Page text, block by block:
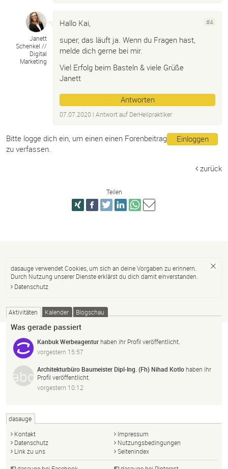
Janett
Schenkel //
Digital
Marketing
#4
Hallo Kai,
super, das läuft ja. Wenn du Fragen hast,
melde dich gerne bei mir.
Viel Erfolg beim Basteln & viele Grüße
Janett
Antworten
07.07.2020 | Antwort auf DerHeilpraktiker
Einloggen
Bitte logge dich ein, um einen einen Forenbeitrag
zu verfassen.
zurück
Teilen
dasauge verwendet Cookies, um sich an deine Vorgaben zu erinnern.
Durch Nutzung unserer Dienste erklärst du dich damit einverstanden.
Datenschutz
Aktivitäten Kalender Blogschau
Was gerade passiert
Kanbuk Werbeagentur haben ihr Profil veröffentlicht.
vorgestern 15:57
Architekturbüro Baumeister Dipl-Ing. (Fh) Nihad Kotlo haben ihr
Profil veröffentlicht.
vorgestern 10:12
dasauge
Kontakt
Impressum
Datenschutz
Nutzungsbedingungen
Link zu uns
Seitenindex